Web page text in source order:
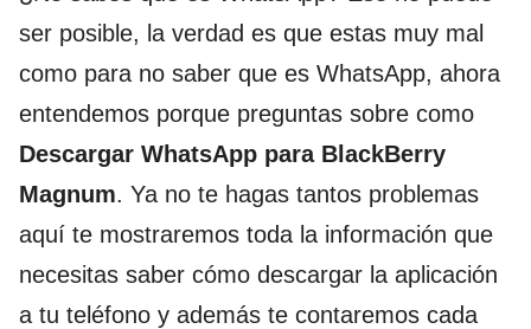
ser posible, la verdad es que estas muy mal
como para no saber que es WhatsApp, ahora
entendemos porque preguntas sobre como
Descargar WhatsApp para BlackBerry
Magnum. Ya no te hagas tantos problemas
aquí te mostraremos toda la información que
necesitas saber cómo descargar la aplicación
a tu teléfono y además te contaremos cada